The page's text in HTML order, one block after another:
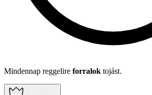
Mindennap reggelire forralok tojást.